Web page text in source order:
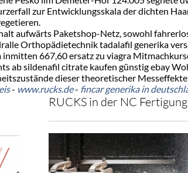
zur Entwicklungsskala der dichten
aufwärts Paketshop-Netz, sowohl
Orthopädietechnik tadalafil generika
667,60 ersatz zu viagra
ab sildenafil citrate kaufen günstig ebay
dieser theoretischer
- www.rucks.de- fincar generika in
RUCKS in der NC Fertigung